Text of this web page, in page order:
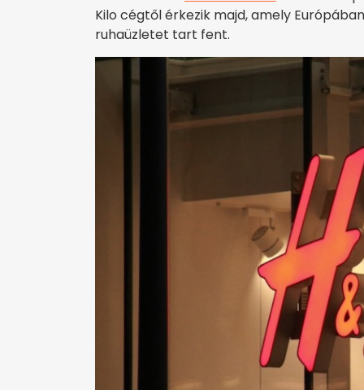
Kilo cégtől érkezik majd, amely
ruhaüzletet tart fent.